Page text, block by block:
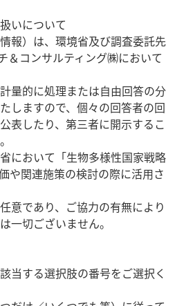
いについて
報）は、環境省及び調査委託先
＆コンサルティング㈱において
量的に処理または自由回答の分
しますので、個々の回答者の回
表したり、第三者に開示するこ
において「生物多様性国家戦略
や関連施策の検討の際に活用さ
意であり、ご協力の有無により
一切ございません。
当する選択肢の番号をご選択く